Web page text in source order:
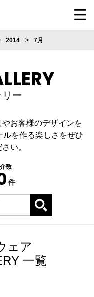
2014 > 7月
リー
お客様のデザインを
ルを作る楽しさをぜひ
い。
数
件
ェア
一覧